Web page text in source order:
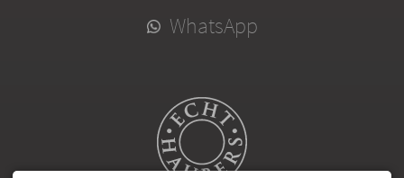
WhatsApp